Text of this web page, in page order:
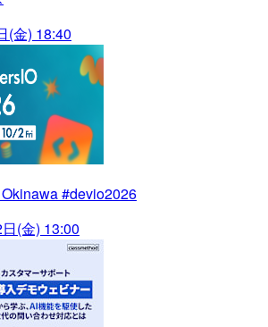
(金) 18:40
#devio2026
(金) 13:00